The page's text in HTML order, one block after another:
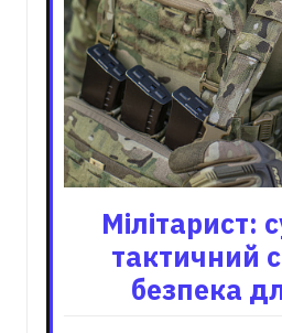
Мілітарист:
тактичний
безпека